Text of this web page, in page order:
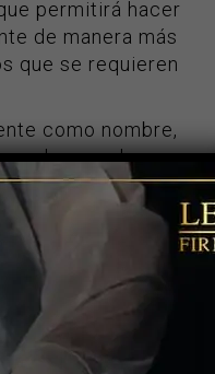
permitirá hacer
de manera más
que se requieren
como nombre,
de que el
la demanda el
también
cuál es su
se presentó la
médico